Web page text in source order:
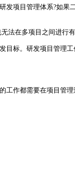
项目管理体系?如果
在多项目之间进行有
标。研发项目管理工
作都需要在项目管